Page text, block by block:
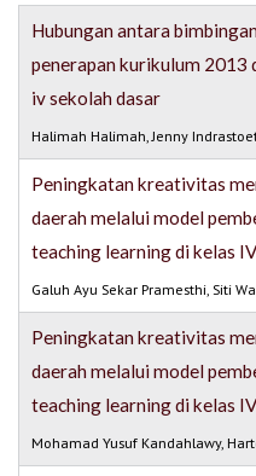
Hubungan antara
penerapan kurikulum 2013
iv sekolah dasar
Halimah Halimah, Jenny
Peningkatan kreativitas
daerah melalui model
teaching learning di kelas
Galuh Ayu Sekar Pramesthi, Siti
Peningkatan kreativitas
daerah melalui model
teaching learning di kelas
Mohamad Yusuf Kandahlawy,